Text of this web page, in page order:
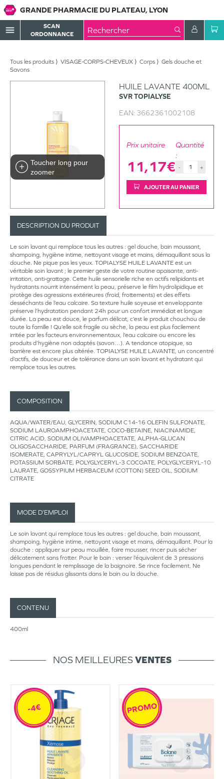
GRANDE PHARMACIE DU PLATEAU, LYON
menu
SCAN
ORDONNANCE
Tous les produits VISAGE-CORPS-CHEVEUX Corps
Gels douche et
Savons
Toucher long pour
zoomer
HUILE LAVANTE 400ML
SVRTOPIALYSE
EAN: 3662361002108
Prix unitaire
11,17€
Quantité
:
- +
AJOUTER AU PANIER
DESCRIPTION DU PRODUIT
Le soin lavant qui remplace tous les autres : gel douche, bain moussant,
shampoing, hygiène intime, nettoyant visage et mains, démaquillant sous la
douche. Ne pique pas les yeux. TOPIALYSE HUILE LAVANTE est un
véritable soin lavant ; le premier geste de votre routine apaisante, anti-
irritation, anti-grattage. Cette huile sensorielle riche en actifs relipidants et
hydratants nourrit intensément la peau, préserve le film hydrolipidique et
protège des agressions extérieures (froid, frottements) et des effets
desséchants de l’eau calcaire. Sa texture huile soyeuse et enveloppante
préserve l’hydratation pendant 24h pour un confort immédiat et longue
durée. La peau est douce, le parfum délicat, c’est le produit chouchou de
toute la famille ! Qu’elle soit fragile ou sèche, la peau est plus facilement
irritée par les facteurs environnementaux, l’eau calcaire ou encore les
produits d’hygiène non adaptés (savon…). A tendance atopique, sa
barrière est encore plus altérée. TOPIALYSE HUILE LAVANTE, un concentré
d’actifs, de douceur et de tolérance dans un soin lavant et hydratant qui
remplace tous les autres.
COMPOSITION
AQUA/WATER/EAU, GLYCERIN, SODIUM C14-16 OLEFIN SULFONATE,
SODIUM LAUROAMPHOACETATE, COCO-BETAINE, NIACINAMIDE,
CITRIC ACID, SODIUM OLIVAMPHOACETATE, ALPHA-GLUCAN
OLIGOSACCHARIDE, PARFUM (FRAGRANCE), SACCHARIDE
ISOMERATE, CAPRYLYL/CAPRYL GLUCOSIDE, SODIUM BENZOATE,
POTASSIUM SORBATE, POLYGLYCERYL-3 COCOATE, POLYGLYCERYL-10
LAURATE, GOSSYPIUM HERBACEUM (COTTON) SEED OIL, SODIUM
CITRATE
MODE D’EMPLOI
Le soin lavant qui remplace tous les autres : gel douche, bain moussant,
shampoing, hygiène intime, nettoyant visage et mains, démaquillant. Pour la
douche : appliquer sur peau mouillée, faire mousser, rincer puis sécher
délicatement sans frotter. Pour le bain : verser l’équivalent de 3 pressions
longues pendant le remplissage de la baignoire. Se rince facilement. Ne
laisse pas de résidus glissants dans le bain ou la douche.
CONTENU
400ml
NOS MEILLEURESVENTES
-4€ PROMO